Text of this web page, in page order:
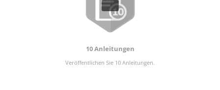
10 Anleitungen
Veröffentlichen Sie 10 Anleitungen.